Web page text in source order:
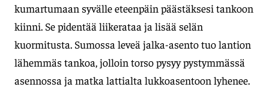
kumartumaan syvälle eteenpäin päästäksesi tankoon
kiinni. Se pidentää liikerataa ja lisää selän
kuormitusta. Sumossa leveä jalka-asento tuo lantion
lähemmäs tankoa, jolloin torso pysyy pystymmässä
asennossa ja matka lattialta lukkoasentoon lyhenee.